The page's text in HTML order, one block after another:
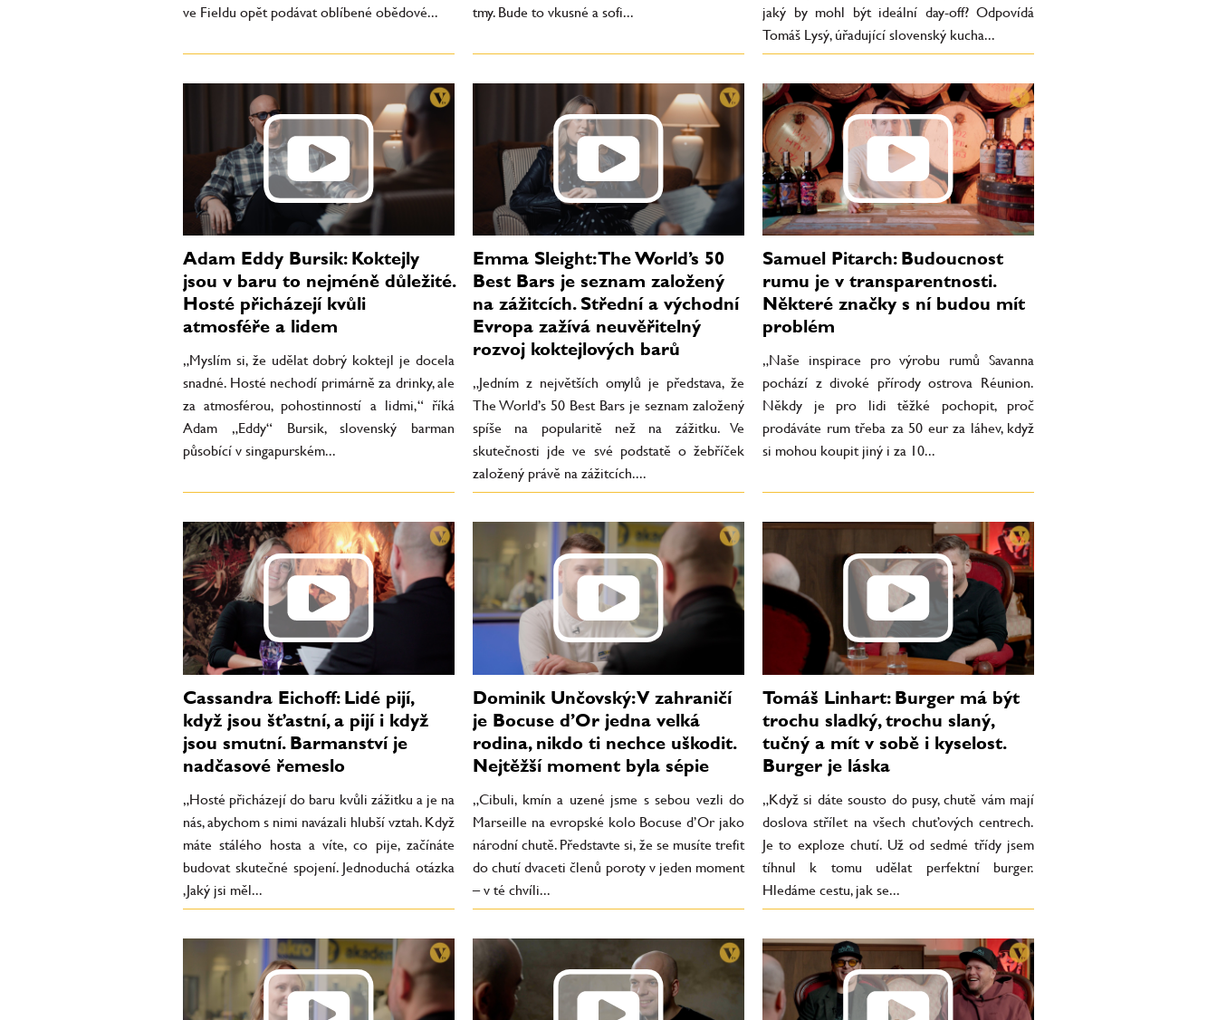
ve Fieldu opět podávat oblíbené obědové...
tmy. Bude to vkusné a sofi...
jaký by mohl být ideální day-off? Odpovídá
Tomáš Lysý, úřadující slovenský kucha...
Adam Eddy Bursik: Koktejly
jsou v baru to nejméně důležité.
Hosté přicházejí kvůli
atmosféře a lidem
„Myslím si, že udělat dobrý koktejl je docela
snadné. Hosté nechodí primárně za drinky, ale
za atmosférou, pohostinností a lidmi,“ říká
Adam „Eddy“ Bursik, slovenský barman
působící v singapurském...
Emma Sleight: The World’s 50
Best Bars je seznam založený
na zážitcích. Střední a východní
Evropa zažívá neuvěřitelný
rozvoj koktejlových barů
„Jedním z největších omylů je představa, že
The World’s 50 Best Bars je seznam založený
spíše na popularitě než na zážitku. Ve
skutečnosti jde ve své podstatě o žebříček
založený právě na zážitcích....
Samuel Pitarch: Budoucnost
rumu je v transparentnosti.
Některé značky s ní budou mít
problém
„Naše inspirace pro výrobu rumů Savanna
pochází z divoké přírody ostrova Réunion.
Někdy je pro lidi těžké pochopit, proč
prodáváte rum třeba za 50 eur za láhev, když
si mohou koupit jiný i za 10...
Cassandra Eichoff: Lidé pijí,
když jsou šťastní, a pijí i když
jsou smutní. Barmanství je
nadčasové řemeslo
„Hosté přicházejí do baru kvůli zážitku a je na
nás, abychom s nimi navázali hlubší vztah. Když
máte stálého hosta a víte, co pije, začínáte
budovat skutečné spojení. Jednoduchá otázka
‚Jaký jsi měl...
Dominik Unčovský: V zahraničí
je Bocuse d’Or jedna velká
rodina, nikdo ti nechce uškodit.
Nejtěžší moment byla sépie
„Cibuli, kmín a uzené jsme s sebou vezli do
Marseille na evropské kolo Bocuse d’Or jako
národní chutě. Představte si, že se musíte trefit
do chutí dvaceti členů poroty v jeden moment
– v té chvíli...
Tomáš Linhart: Burger má být
trochu sladký, trochu slaný,
tučný a mít v sobě i kyselost.
Burger je láska
„Když si dáte sousto do pusy, chutě vám mají
doslova střílet na všech chuťových centrech.
Je to exploze chutí. Už od sedmé třídy jsem
tíhnul k tomu udělat perfektní burger.
Hledáme cestu, jak se...